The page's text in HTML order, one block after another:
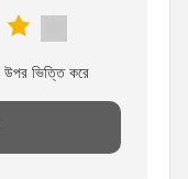
উপর ভিত্তি করে